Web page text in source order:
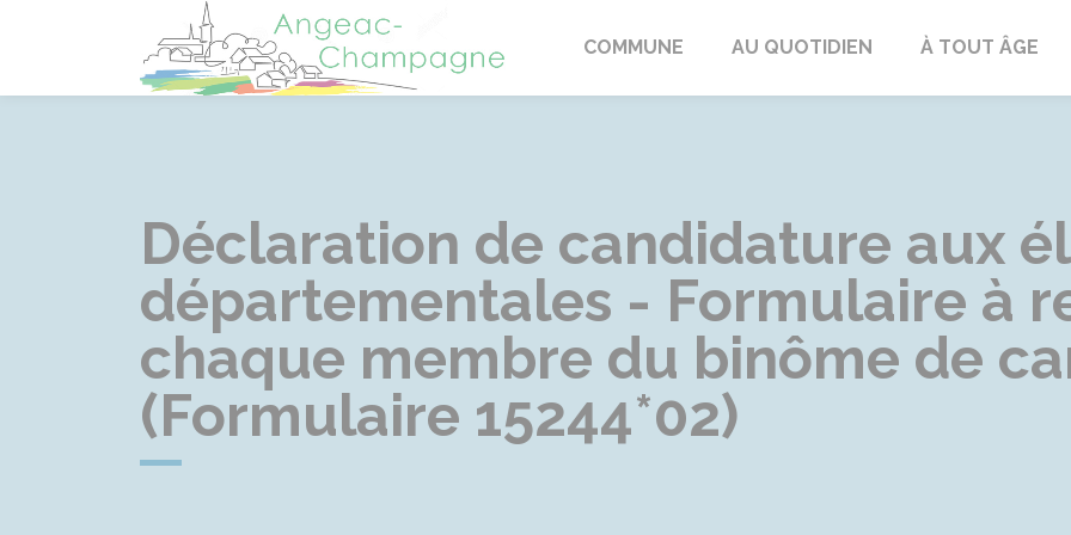
Angeac-Champagne
COMMUNE AU QUOTIDIEN À TOUT ÂGE
Déclaration de candidature aux
départementales - Formulaire à
chaque membre du binôme de
(Formulaire 15244*02)